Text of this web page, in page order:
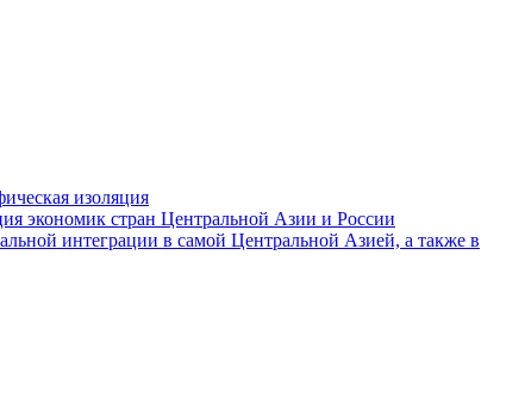
изоляция
экономик стран Центральной Азии и России
интеграции в самой Центральной Азией, а также в